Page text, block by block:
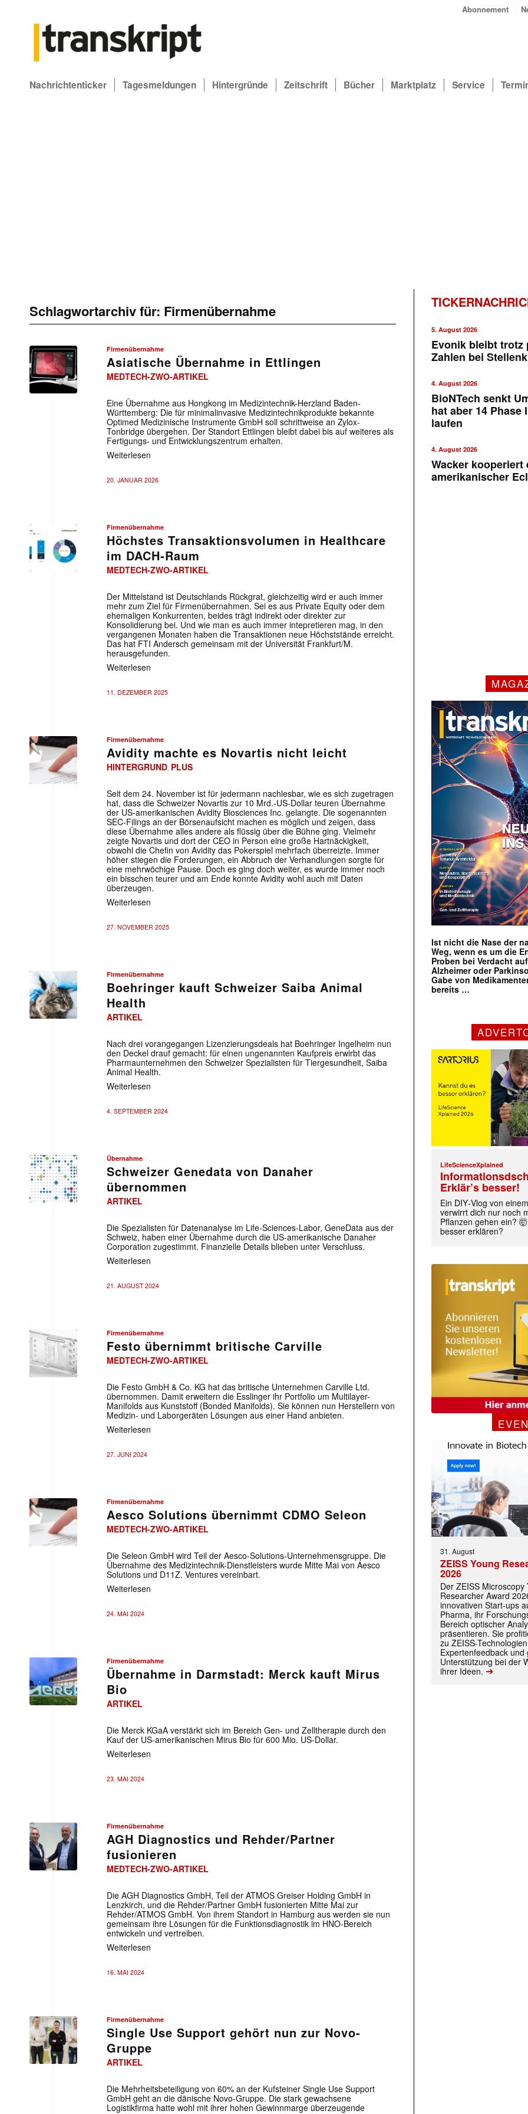
(erforderlich)
Abonnement
Nachrichtenticker Tagesmeldungen Hintergründe Zeitschrift Bücher Marktplatz Service
Schlagwortarchiv für: Firmenübernahme
Firmenübernahme
Asiatische Übernahme in Ettlingen
MEDTECH-ZWO-ARTIKEL
Eine Übernahme aus Hongkong im Medizintechnik-Herzland Baden-
Württemberg: Die für minimalinvasive Medizintechnikprodukte bekannte
Optimed Medizinische Instrumente GmbH soll schrittweise an Zylox-
Tonbridge übergehen. Der Standort Ettlingen bleibt dabei bis auf weiteres als
Fertigungs- und Entwicklungszentrum erhalten.
Weiterlesen
20. JANUAR 2026
Firmenübernahme
Höchstes Transaktionsvolumen in Healthcare
im DACH-Raum
MEDTECH-ZWO-ARTIKEL
Der Mittelstand ist Deutschlands Rückgrat, gleichzeitig wird er auch immer
mehr zum Ziel für Firmenübernahmen. Sei es aus Private Equity oder dem
ehemaligen Konkurrenten, beides trägt indirekt oder direkter zur
Konsolidierung bei. Und wie man es auch immer intepretieren mag, in den
vergangenen Monaten haben die Transaktionen neue Höchststände erreicht.
Das hat FTI Andersch gemeinsam mit der Universität Frankfurt/M.
herausgefunden.
Weiterlesen
11. DEZEMBER 2025
Firmenübernahme
Avidity machte es Novartis nicht leicht
HINTERGRUND, PLUS
Seit dem 24. November ist für jedermann nachlesbar, wie es sich zugetragen
hat, dass die Schweizer Novartis zur 10 Mrd.-US-Dollar teuren Übernahme
der US-amerikanischen Avidity Biosciences Inc. gelangte. Die sogenannten
SEC-Filings an der Börsenaufsicht machen es möglich und zeigen, dass
diese Übernahme alles andere als flüssig über die Bühne ging. Vielmehr
zeigte Novartis und dort der CEO in Person eine große Hartnäckigkeit,
obwohl die Chefin von Avidity das Pokerspiel mehrfach überreizte. Immer
höher stiegen die Forderungen, ein Abbruch der Verhandlungen sorgte für
eine mehrwöchige Pause. Doch es ging doch weiter, es wurde immer noch
ein bisschen teurer und am Ende konnte Avidity wohl auch mit Daten
überzeugen.
Weiterlesen
27. NOVEMBER 2025
Firmenübernahme
Boehringer kauft Schweizer Saiba Animal
Health
ARTIKEL
Nach drei vorangegangen Lizenzierungsdeals hat Boehringer Ingelheim nun
den Deckel drauf gemacht: für einen ungenannten Kaufpreis erwirbt das
Pharmaunternehmen den Schweizer Spezialisten für Tiergesundheit, Saiba
Animal Health.
Weiterlesen
4. SEPTEMBER 2024
Übernahme
Schweizer Genedata von Danaher
übernommen
ARTIKEL
Die Spezialisten für Datenanalyse im Life-Sciences-Labor, GeneData aus der
Schweiz, haben einer Übernahme durch die US-amerikanische Danaher
Corporation zugestimmt. Finanzielle Details blieben unter Verschluss.
Weiterlesen
21. AUGUST 2024
Firmenübernahme
Festo übernimmt britische Carville
MEDTECH-ZWO-ARTIKEL
Die Festo GmbH & Co. KG hat das britische Unternehmen Carville Ltd.
übernommen. Damit erweitern die Esslinger ihr Portfolio um Multilayer-
Manifolds aus Kunststoff (Bonded Manifolds). Sie können nun Herstellern von
Medizin- und Laborgeräten Lösungen aus einer Hand anbieten.
Weiterlesen
27. JUNI 2024
Firmenübernahme
Aesco Solutions übernimmt CDMO Seleon
MEDTECH-ZWO-ARTIKEL
Die Seleon GmbH wird Teil der Aesco-Solutions-Unternehmensgruppe. Die
Übernahme des Medizintechnik-Dienstleisters wurde Mitte Mai von Aesco
Solutions und D11Z. Ventures vereinbart.
Weiterlesen
24. MAI 2024
Firmenübernahme
Übernahme in Darmstadt: Merck kauft Mirus
Bio
ARTIKEL
Die Merck KGaA verstärkt sich im Bereich Gen- und Zelltherapie durch den
Kauf der US-amerikanischen Mirus Bio für 600 Mio. US-Dollar.
Weiterlesen
23. MAI 2024
Firmenübernahme
AGH Diagnostics und Rehder/Partner
fusionieren
MEDTECH-ZWO-ARTIKEL
Die AGH Diagnostics GmbH, Teil der ATMOS Greiser Holding GmbH in
Lenzkirch, und die Rehder/Partner GmbH fusionierten Mitte Mai zur
Rehder/ATMOS GmbH. Von ihrem Standort in Hamburg aus werden sie nun
gemeinsam ihre Lösungen für die Funktionsdiagnostik im HNO-Bereich
entwickeln und vertreiben.
Weiterlesen
16. MAI 2024
Firmenübernahme
Single Use Support gehört nun zur Novo-
Gruppe
ARTIKEL
Die Mehrheitsbeteiligung von 60% an der Kufsteiner Single Use Support
GmbH geht an die dänische Novo-Gruppe. Die stark gewachsene
Logistikfirma hatte wohl mit ihrer hohen Gewinnmarge überzeugende
5. August 2026
Evonik bleibt trotz
Zahlen bei
4. August 2026
BioNTech senkt
hat aber 14 Phase
laufen
4. August 2026
Wacker kooperiert
amerikanischer
Ist nicht die Nase der
Weg, wenn es um die
Proben bei Verdacht
Alzheimer oder
Gabe von
bereits …
LifeScienceXplained
Erklär’s besser!
Ein DIY‑Vlog von
verwirrt dich nur noch
Pflanzen gehen ein?
besser erklären?
31. August
ZEISS Young
2026
Der ZEISS Microscopy
Researcher Award
innovativen Start-ups
Pharma, ihr
Bereich optischer
präsentieren. Sie
zu ZEISS-
Expertenfeedback und
Unterstützung bei der
ihrer Ideen. ➔